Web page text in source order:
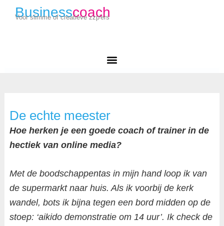
Businesscoach
Voor slimme of creatieve zzp'ers
De echte meester
Hoe herken je een goede coach of trainer in de
hectiek van online media?
Met de boodschappentas in mijn hand loop ik van
de supermarkt naar huis. Als ik voorbij de kerk
wandel, bots ik bijna tegen een bord midden op de
stoep: ‘aikido demonstratie om 14 uur’. Ik check de